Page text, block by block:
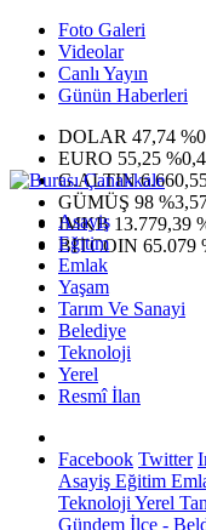
Foto Galeri
Videolar
Canlı Yayın
Günün Haberleri
DOLAR 47,74
EURO 55,25
G.ALTIN
GÜMÜŞ 98
IMKB 13.779,39
BITCOIN 65.079
Asayiş
Eğitim
Emlak
Yaşam
Tarım Ve Sanayi
Belediye
Teknoloji
Yerel
Resmî İlan
Facebook Twitter
Asayiş Eğitim
Teknoloji Yerel
Gündem İlçe -